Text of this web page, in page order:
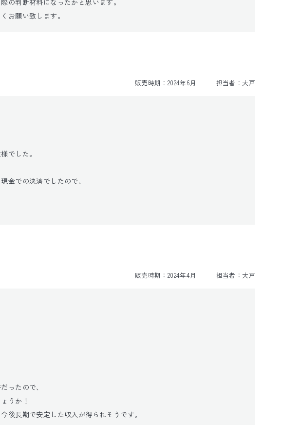
の判断材料になったかと思います。
お願い致します。
販売時期： 2024年6月 担当者： 大戸
でした。
金での決済でしたので、
販売時期： 2024年4月 担当者： 大戸
ったので、
うか！
後長期で安定した収入が得られそうです。